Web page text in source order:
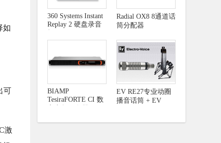
如
可
激
360 Systems Instant
Replay 2 硬盘录音
Radial OX8 8通道话
筒分配器
BIAMP
TesiraFORTE CI 数
EV RE27专业动圈
播音话筒 + EV